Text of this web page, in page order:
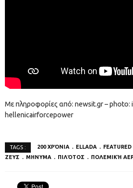
Με πληροφορίες από: newsit.gr – photo:
hellenicairforcepower
TAGS : 200 ΧΡΌΝΙΑ ELLADA FEATURED
ΖΕΥΣ
ΜΗΝΥΜΑ ΠΙΛΌΤΟΣ ΠΟΛΕΜΙΚΉ